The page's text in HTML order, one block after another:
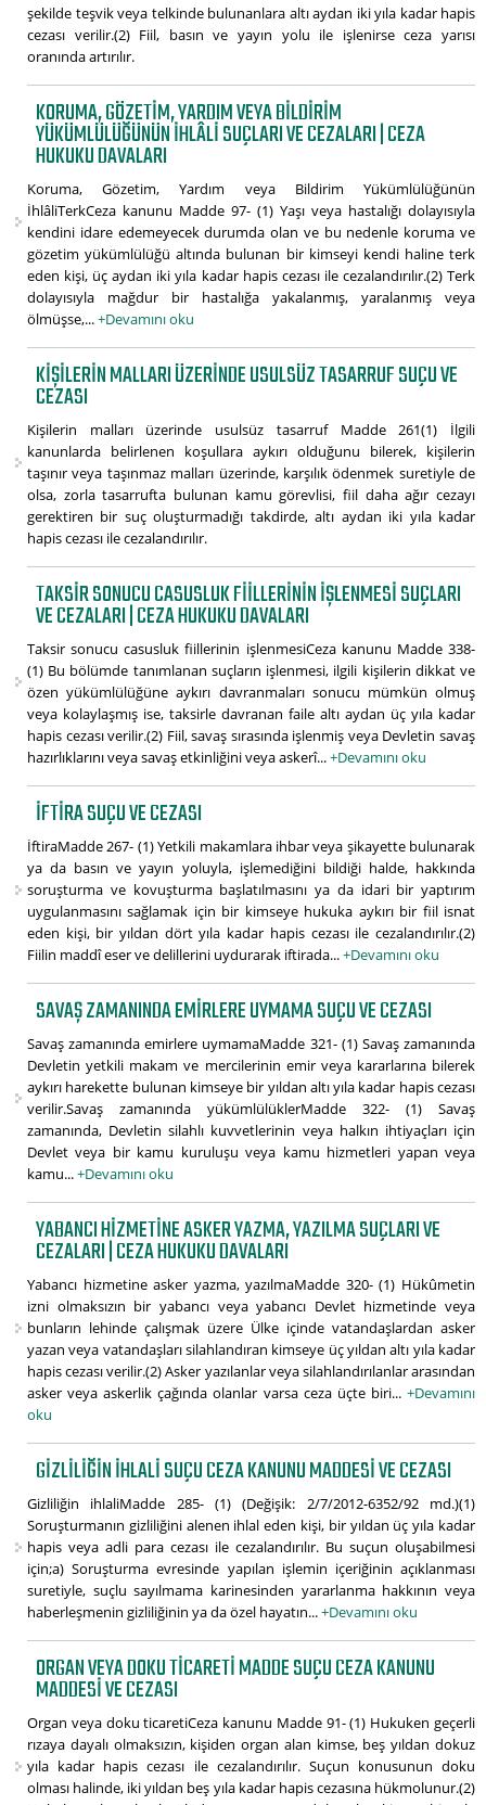
şekilde teşvik veya telkinde bulunanlara altı aydan iki yıla kadar hapis
cezası verilir.(2) Fiil, basın ve yayın yolu ile işlenirse ceza yarısı
oranında artırılır.
KORUMA, GÖZETIM, YARDIM VEYA BILDIRIM
YÜKÜMLÜLÜĞÜNÜN İHLÂLI SUÇLARI VE CEZALARI | CEZA
HUKUKU DAVALARI
Koruma, Gözetim, Yardım veya Bildirim Yükümlülüğünün
İhlâliTerkCeza kanunu Madde 97- (1) Yaşı veya hastalığı dolayısıyla
kendini idare edemeyecek durumda olan ve bu nedenle koruma ve
gözetim yükümlülüğü altında bulunan bir kimseyi kendi haline terk
eden kişi, üç aydan iki yıla kadar hapis cezası ile cezalandırılır.(2) Terk
dolayısıyla mağdur bir hastalığa yakalanmış, yaralanmış veya
ölmüşse,...+Devamını oku
KIŞILERIN MALLARI ÜZERINDE USULSÜZ TASARRUF SUÇU VE
CEZASI
Kişilerin malları üzerinde usulsüz tasarruf Madde 261(1) İlgili
kanunlarda belirlenen koşullara aykırı olduğunu bilerek, kişilerin
taşınır veya taşınmaz malları üzerinde, karşılık ödenmek suretiyle de
olsa, zorla tasarrufta bulunan kamu görevlisi, fiil daha ağır cezayı
gerektiren bir suç oluşturmadığı takdirde, altı aydan iki yıla kadar
hapis cezası ile cezalandırılır.
TAKSIR SONUCU CASUSLUK FIILLERININ IŞLENMESI SUÇLARI
VE CEZALARI | CEZA HUKUKU DAVALARI
Taksir sonucu casusluk fiillerinin işlenmesiCeza kanunu Madde 338-
(1) Bu bölümde tanımlanan suçların işlenmesi, ilgili kişilerin dikkat ve
özen yükümlülüğüne aykırı davranmaları sonucu mümkün olmuş
veya kolaylaşmış ise, taksirle davranan faile altı aydan üç yıla kadar
hapis cezası verilir.(2) Fiil, savaş sırasında işlenmiş veya Devletin savaş
hazırlıklarını veya savaş etkinliğini veya askerî...+Devamını oku
İFTIRA SUÇU VE CEZASI
İftiraMadde 267- (1) Yetkili makamlara ihbar veya şikayette bulunarak
ya da basın ve yayın yoluyla, işlemediğini bildiği halde, hakkında
soruşturma ve kovuşturma başlatılmasını ya da idari bir yaptırım
uygulanmasını sağlamak için bir kimseye hukuka aykırı bir fiil isnat
eden kişi, bir yıldan dört yıla kadar hapis cezası ile cezalandırılır.(2)
Fiilin maddî eser ve delillerini uydurarak iftirada...+Devamını oku
SAVAŞ ZAMANINDA EMIRLERE UYMAMA SUÇU VE CEZASI
Savaş zamanında emirlere uymamaMadde 321- (1) Savaş zamanında
Devletin yetkili makam ve mercilerinin emir veya kararlarına bilerek
aykırı harekette bulunan kimseye bir yıldan altı yıla kadar hapis cezası
verilir.Savaş zamanında yükümlülüklerMadde 322- (1) Savaş
zamanında, Devletin silahlı kuvvetlerinin veya halkın ihtiyaçları için
Devlet veya bir kamu kuruluşu veya kamu hizmetleri yapan veya
kamu...+Devamını oku
YABANCI HIZMETINE ASKER YAZMA, YAZILMA SUÇLARI VE
CEZALARI | CEZA HUKUKU DAVALARI
Yabancı hizmetine asker yazma, yazılmaMadde 320- (1) Hükûmetin
izni olmaksızın bir yabancı veya yabancı Devlet hizmetinde veya
bunların lehinde çalışmak üzere Ülke içinde vatandaşlardan asker
yazan veya vatandaşları silahlandıran kimseye üç yıldan altı yıla kadar
hapis cezası verilir.(2) Asker yazılanlar veya silahlandırılanlar arasından
asker veya askerlik çağında olanlar varsa ceza üçte biri... +Devamını
oku
GIZLILIĞIN IHLALI SUÇU CEZA KANUNU MADDESI VE CEZASI
Gizliliğin ihlaliMadde 285- (1) (Değişik: 2/7/2012-6352/92 md.)(1)
Soruşturmanın gizliliğini alenen ihlal eden kişi, bir yıldan üç yıla kadar
hapis veya adli para cezası ile cezalandırılır. Bu suçun oluşabilmesi
için;a) Soruşturma evresinde yapılan işlemin içeriğinin açıklanması
suretiyle, suçlu sayılmama karinesinden yararlanma hakkının veya
haberleşmenin gizliliğinin ya da özel hayatın...+Devamını oku
ORGAN VEYA DOKU TICARETI MADDE SUÇU CEZA KANUNU
MADDESI VE CEZASI
Organ veya doku ticaretiCeza kanunu Madde 91- (1) Hukuken geçerli
rızaya dayalı olmaksızın, kişiden organ alan kimse, beş yıldan dokuz
yıla kadar hapis cezası ile cezalandırılır. Suçun konusunun doku
olması halinde, iki yıldan beş yıla kadar hapis cezasına hükmolunur.(2)